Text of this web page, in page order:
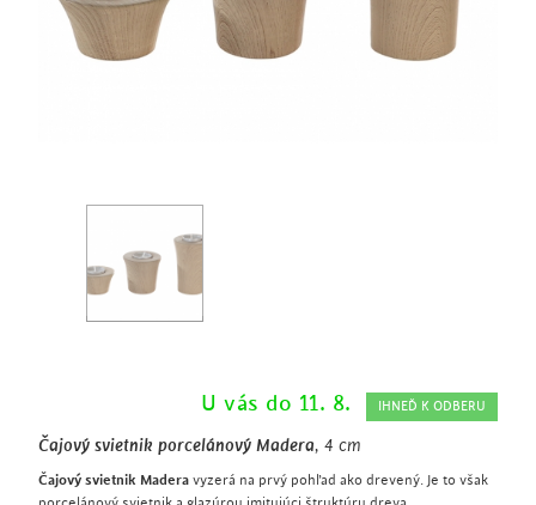
U vás do 11. 8. IHNEĎ K ODBERU
Čajový svietnik porcelánový Madera, 4 cm
Čajový svietnik Madera vyzerá na prvý pohľad ako drevený. Je to však